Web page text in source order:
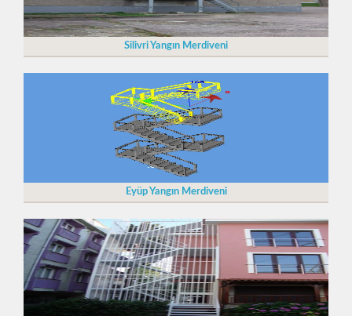
Silivri Yangın Merdiveni
Eyüp Yangın Merdiveni